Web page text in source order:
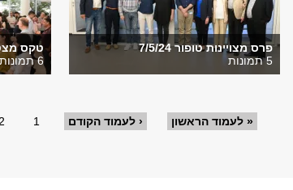
פרס מצויינות טופור 7/5/24
5 תמונות
טקס
6 תמונות
« לעמוד הראשון ‹ לעמוד הקודם 1
2